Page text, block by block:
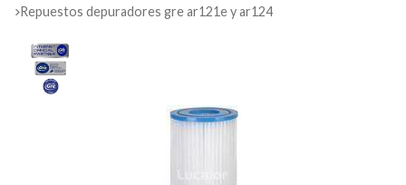
repuestos depuradores gre ar121e y ar124